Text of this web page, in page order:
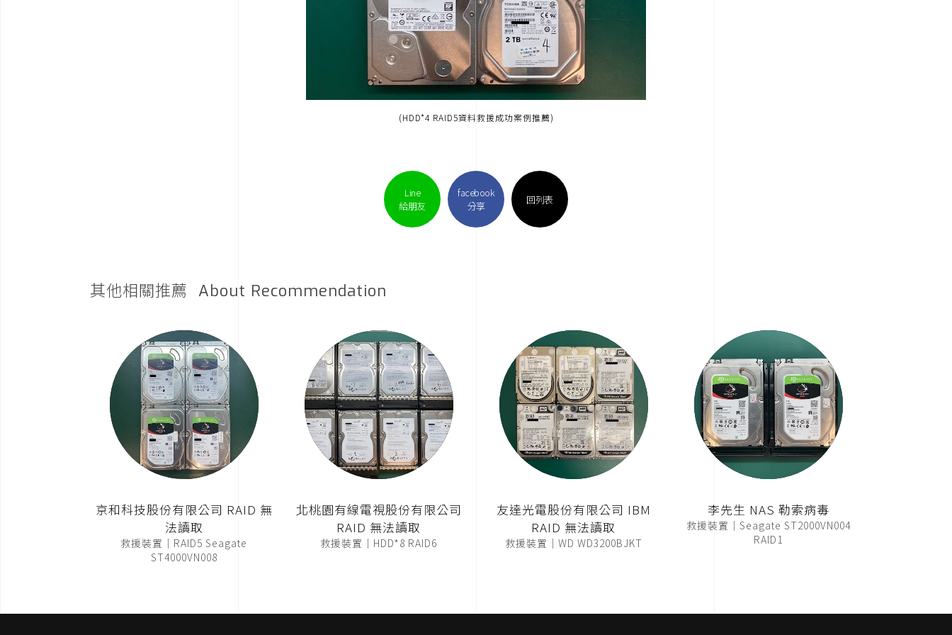
(HDD*4 RAID5資料救援成功案例推薦)
Line
給朋友
facebook
分享
回列表
其他相關推薦 About Recommendation
京和科技股份有限公司 RAID 無
法讀取
救援裝置｜RAID5 Seagate
ST4000VN008
北桃園有線電視股份有限公司
RAID 無法讀取
救援裝置｜HDD*8 RAID6
友達光電股份有限公司 IBM
RAID 無法讀取
救援裝置｜WD WD3200BJKT
李先生 NAS 勒索病毒
救援裝置｜Seagate ST2000VN004
RAID1